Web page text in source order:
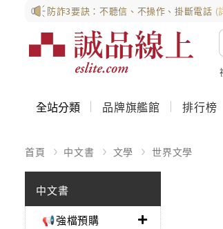
防詐3要訣：不聽信、不操作、掛斷電話 (
全站分類 品牌旗艦館 排行榜
首頁 中文書 文學 世界文學
中文書
📢強檔預購